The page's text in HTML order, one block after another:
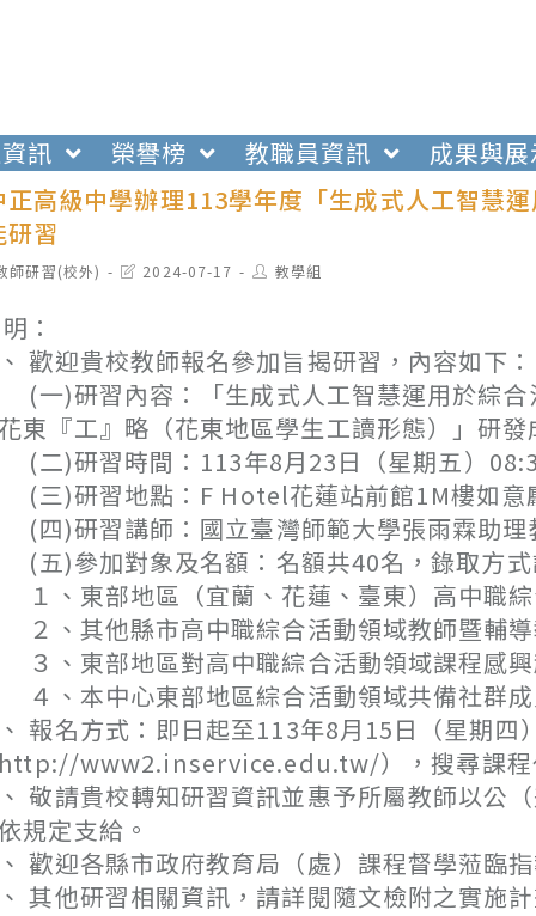
訊 榮譽榜 教職員資訊
成果與
正高級中學辦理113學年度「生成式人工智慧
習
師研習(校外)
Post2024-07-17
Post教學組
：
歡迎貴校教師報名參加旨揭研習，內容如下：
)研習內容：「生成式人工智慧運用於綜合
花東『工』略（花東地區學生工讀形態）」研
)研習時間：113年8月23日（星期五）
)研習地點：F Hotel花蓮站前館1M樓如意
)研習講師：國立臺灣師範大學張雨霖助理
)參加對象及名額：名額共40名，錄取方式
、東部地區（宜蘭、花蓮、臺東）高中職綜
、其他縣市高中職綜合活動領域教師暨輔
、東部地區對高中職綜合活動領域課程感
、本中心東部地區綜合活動領域共備社群
報名方式：即日起至113年8月15日（星期
http://www2.inservice.edu.tw/），搜尋課程
敬請貴校轉知研習資訊並惠予所屬教師以公
規定支給。
歡迎各縣市政府教育局（處）課程督學蒞臨
其他研習相關資訊，請詳閱隨文檢附之實施